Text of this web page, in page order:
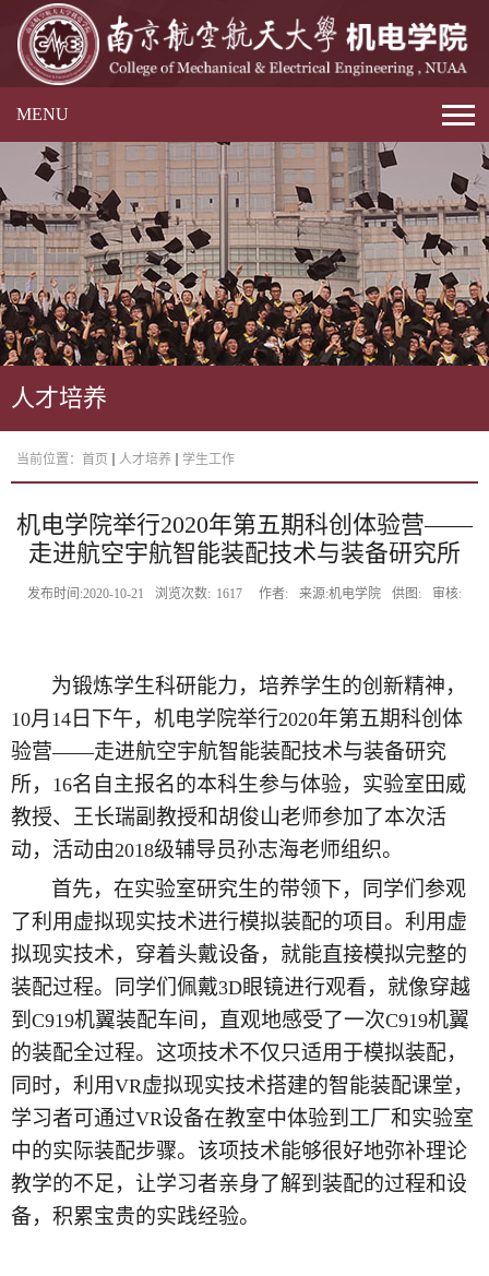
MENU
人才培养
当前位置： 首页 人才培养 学生工作
机电学院举行2020年第五期科创体验营——
走进航空宇航智能装配技术与装备研究所
发布时间:2020-10-21 浏览次数: 1617 作者: 来源:机电学院 供图: 审核:
为锻炼学生科研能力，培养学生的创新精神，
10月 14 日下午，机电学院举行2020年第五期科创体
验营——走进航空宇航智能装配技术与装备研究
所， 16名自主报名的本科生参与体验，实验室田威
教授、王长瑞副教授和胡俊山老师参加了本次活
动，活动由2018级辅导员孙志海老师组织。
首先，在实验室研究生的带领下，同学们参观
了利用虚拟现实技术进行模拟装配的项目。利用虚
拟现实技术，穿着头戴设备，就能直接模拟完整的
装配过程。同学们佩戴3D眼镜进行观看，就像穿越
到 C919机翼装配车间，直观地感受了一次C919机翼
的装配全过程。这项技术不仅只适用于模拟装配，
同时，利用VR虚拟现实技术搭建的智能装配课堂，
学习者可通过VR设备在教室中体验到工厂和实验室
中的实际装配步骤。该项技术能够很好地弥补理论
教学的不足，让学习者亲身了解到装配的过程和设
备，积累宝贵的实践经验。